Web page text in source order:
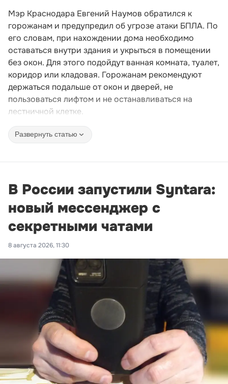
Мэр Краснодара Евгений Наумов обратился к
горожанам и предупредил об угрозе атаки БПЛА. По
его словам, при нахождении дома необходимо
оставаться внутри здания и укрыться в помещении
без окон. Для этого подойдут ванная комната, туалет,
коридор или кладовая. Горожанам рекомендуют
держаться подальше от окон и дверей, не
пользоваться лифтом и не останавливаться на
лестничной клетке.
Развернуть статью
В России запустили Syntara:
новый мессенджер с
секретными чатами
8 августа 2026, 11:30